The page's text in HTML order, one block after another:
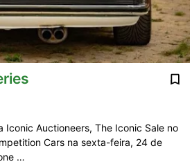
Iconic Auctioneers, The Iconic Sale no
Cars na sexta-feira, 24 de
…